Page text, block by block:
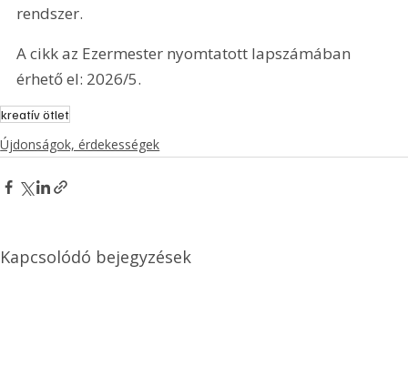
rendszer.
A cikk az Ezermester nyomtatott lapszámában
érhető el: 2026/5.
kreatív ötlet
Újdonságok, érdekességek
Kapcsolódó bejegyzések